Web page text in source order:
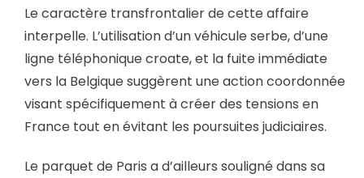
Le caractère transfrontalier de cette affaire
interpelle. L’utilisation d’un véhicule serbe, d’une
ligne téléphonique croate, et la fuite immédiate
vers la Belgique suggèrent une action coordonnée
visant spécifiquement à créer des tensions en
France tout en évitant les poursuites judiciaires.
Le parquet de Paris a d’ailleurs souligné dans sa